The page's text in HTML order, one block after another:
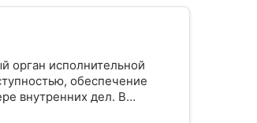
орган исполнительной
обеспечение
внутренних дел. В
министерство, как